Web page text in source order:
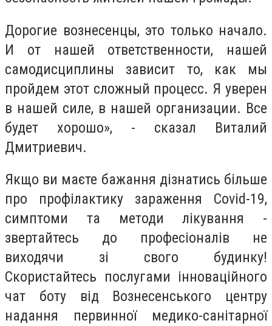
Дорогие вознесенцы, это только начало.
И от нашей ответственности, нашей
самодисциплины зависит то, как мы
пройдем этот сложный процесс. Я уверен
в нашей силе, в нашей организации. Все
будет хорошо», - сказал Виталий
Дмитриевич.
Якщо ви маєте бажання дізнатись більше
про профілактику зараження Covid-19,
симптоми та методи лікування -
звертайтесь до професіоналів не
виходячи зі свого будинку!
Скористайтесь послугами інноваційного
чат боту від Вознесенського центру
надання первинної медико-санітарної